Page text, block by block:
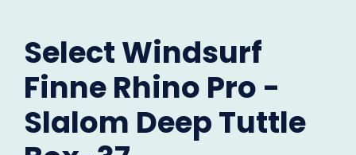
Select Windsurf
Finne Rhino Pro -
Slalom Deep Tuttle